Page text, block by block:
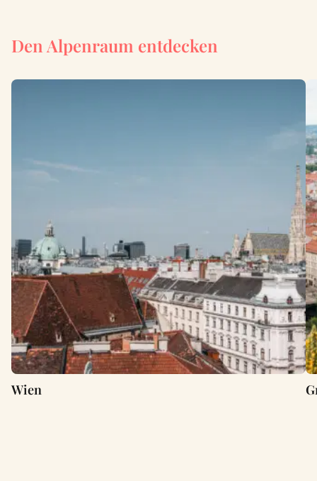
Den Alpenraum entdecken
Wien